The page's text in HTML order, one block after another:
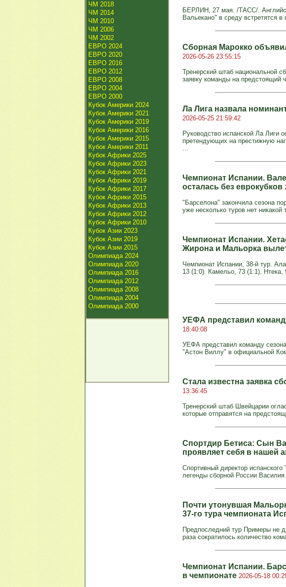
ЧМ 2018
ЧМ 2014
ЧМ 2010
ЧМ 2006
ЧМ 2002
ЕВРО 2024
ЕВРО 2020
ЕВРО 2016
ЕВРО 2012
ЕВРО 2008
ЕВРО 2004
ЕВРО 2000
Кубок Америки 2024
Кубок Америки 2021
Кубок Америки 2019
Кубок Америки 2016
Кубок Америки 2015
Кубок Америки 2011
Кубок Африки 2025
Кубок Африки 2023
Кубок Африки 2021
Кубок Африки 2019
Кубок Африки 2017
Кубок Африки 2015
Кубок Африки 2013
Кубок Африки 2012
Кубок Африки 2010
Кубок Азии 2023
Кубок Азии 2019
Кубок Азии 2015
Олимпиада 2024
Олимпиада 2020
Олимпиада 2016
Олимпиада 2012
Олимпиада 2008
Олимпиада 2004
Олимпиада 2000
БЕРЛИН, 27 мая. /ТАСС/.
Вальекано" в среду встретятся
Сборная Марокко
2026-05-26 23:55:15
Тренерский штаб национальной
заявку команды на предстоящий
Ла Лига назвала
2026-05-25 21:59:42
Руководство испанской Ла Лиги
претендующих на престижную
...
Чемпионат Испании.
осталась без еврокубков
"Барселона" закончила сезона
уже несколько туров нет
Чемпионат Испании.
Жирона и Мальорка
Чемпионат Испании, 38-й тур.
13 (1:0). Камельо, 73 (1:1).
УЕФА представил
18:40:08
УЕФА представил команду
"Астон Виллу" в официальной
Стала известна заявка
13:36:45
Тренерский штаб Швейцарии
которые отправятся на
Спортдир Бетиса: Сын
проявляет себя в нашей
Спортивный директор
легенды сборной России
Почти утонувшая
37-го тура чемпионата
Предпоследний тур Примеры не
раза сократилось количество
Чемпионат Испании.
в чемпионате 2026-05-18